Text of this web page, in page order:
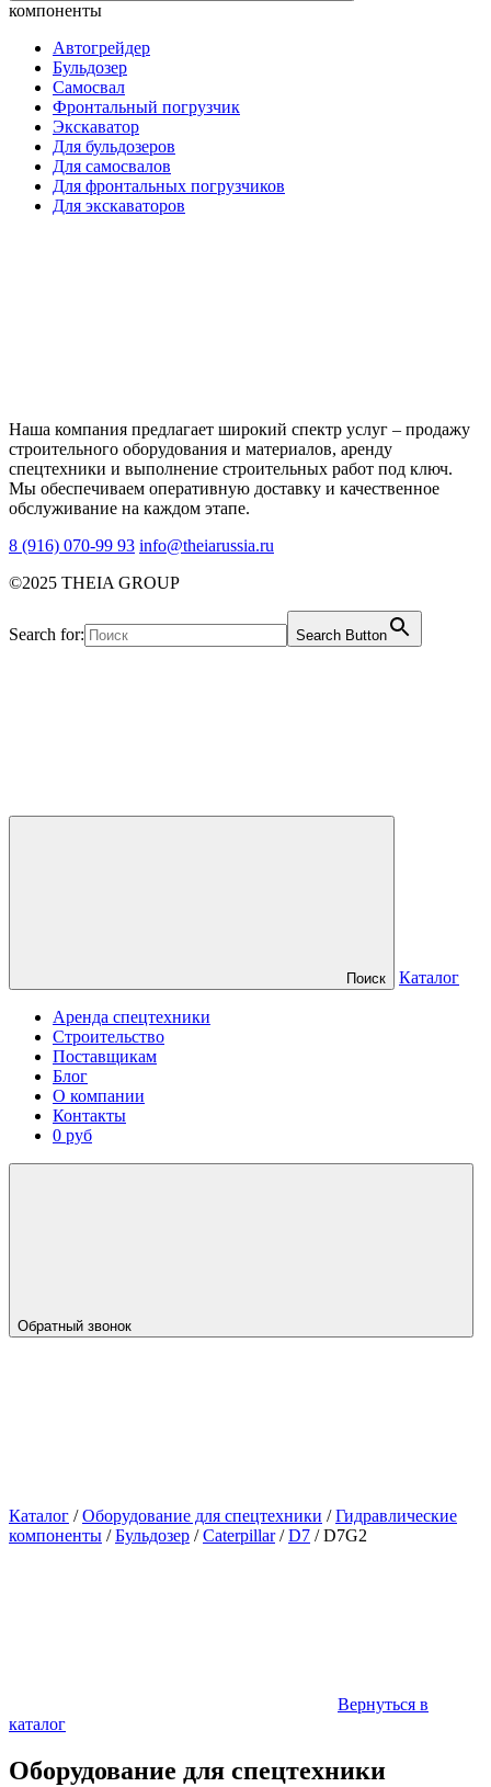
компоненты
Автогрейдер
Бульдозер
Самосвал
Фронтальный погрузчик
Экскаватор
Для бульдозеров
Для самосвалов
Для фронтальных погрузчиков
Для экскаваторов
Наша компания предлагает широкий спектр услуг – продажу
строительного оборудования и материалов, аренду
спецтехники и выполнение строительных работ под ключ.
Мы обеспечиваем оперативную доставку и качественное
обслуживание на каждом этапе.
8 (916) 070-99 93 info@theiarussia.ru
©2025 THEIA GROUP
Search for: Search Button
Поиск Каталог
Аренда спецтехники
Строительство
Поставщикам
Блог
О компании
Контакты
0 руб
Обратный звонок
Каталог /Оборудование для спецтехники /Гидравлические
компоненты /Бульдозер /Caterpillar/D7 /D7G2
Вернуться в
каталог
Оборудование для спецтехники